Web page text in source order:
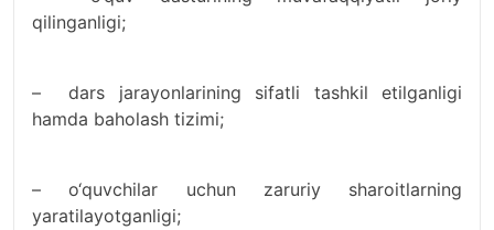
qilinganligi;
– dars jarayonlarining sifatli tashkil etilganligi
hamda baholash tizimi;
– o‘quvchilar uchun zaruriy sharoitlarning
yaratilayotganligi;